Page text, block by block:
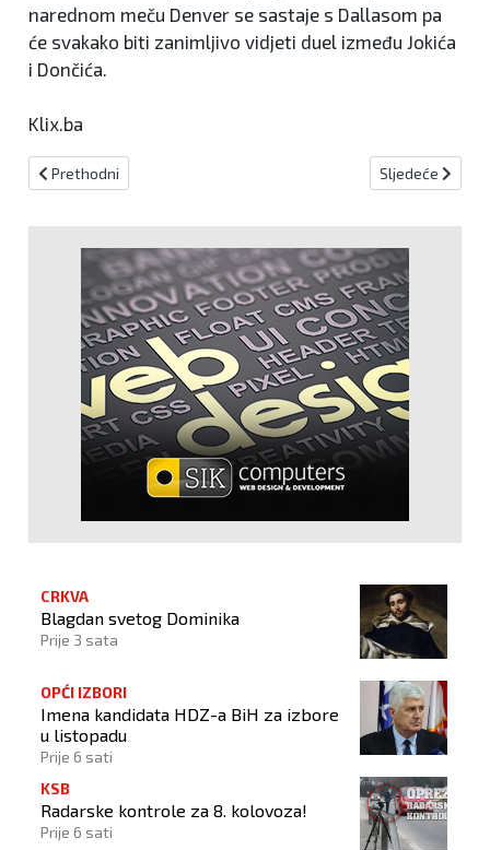
narednom meču Denver se sastaje s Dallasom pa
će svakako biti zanimljivo vidjeti duel između Jokića
i Dončića.
Klix.ba
Prethodni članak: Slaven Bilić ima novi posao, odlazi iz Europe
Prethodni Sljedeći
Sljedeće
CRKVA
Blagdan svetog Dominika
Prije 3 sata
OPĆI IZBORI
Imena kandidata HDZ-a BiH za izbore
u listopadu
Prije 6 sati
KSB
Radarske kontrole za 8. kolovoza!
Prije 6 sati